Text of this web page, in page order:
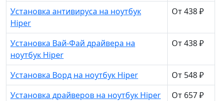
Установка антивируса на ноутбук
Hiper
От 438 ₽
Установка Вай-Фай драйвера на
ноутбук Hiper
От 438 ₽
Установка Ворд на ноутбук Hiper
От 548 ₽
Установка драйверов на ноутбук Hiper
От 657 ₽